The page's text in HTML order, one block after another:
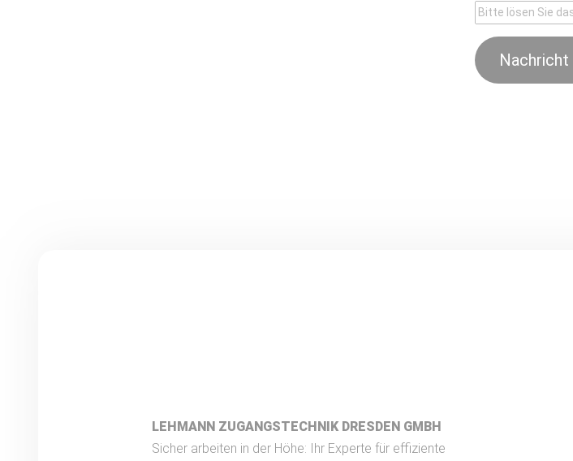
Nachricht
LEHMANN ZUGANGSTECHNIK DRESDEN GMBH
Sicher arbeiten in der Höhe: Ihr Experte für effiziente